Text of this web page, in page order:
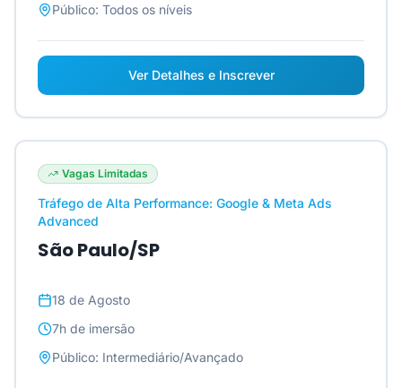
Público: Todos os níveis
Ver Detalhes e Inscrever
Vagas Limitadas
Tráfego de Alta Performance: Google & Meta Ads
Advanced
São Paulo/SP
18 de Agosto
7h de imersão
Público: Intermediário/Avançado